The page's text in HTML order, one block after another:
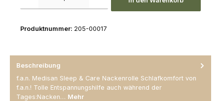
Produktnummer: 205-00017
Beschreibung
f.a.n. Medisan Sleep & Care Nackenrolle Schlafkomfort von
f.a.n.! Tolle Entspannungshilfe auch während der
Tages:Nacken… Mehr